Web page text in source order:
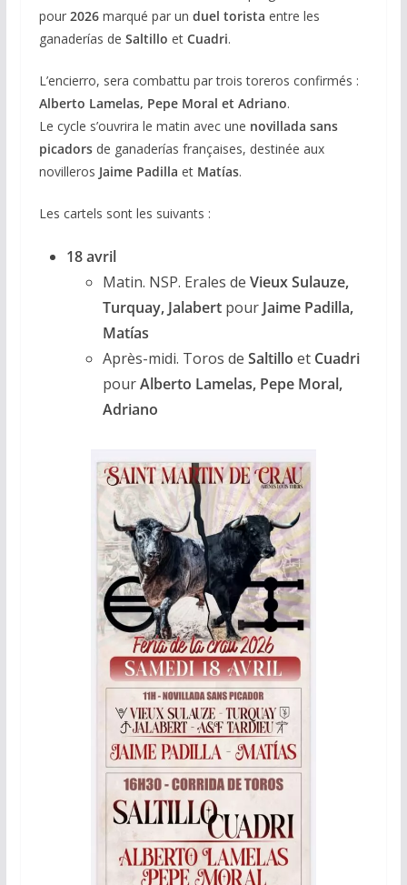
pour 2026marqué par un duel torista entre les
ganaderías de Saltillo et Cuadri.
L’encierro, sera combattu par trois toreros confirmés :
Alberto Lamelas, Pepe Moral et Adriano.
Le cycle s’ouvrira le matin avec une novillada sans
picadorsde ganaderías françaises, destinée aux
novilleros Jaime Padilla et Matías.
Les cartels sont les suivants :
18 avril
Matin. NSP. Erales de Vieux Sulauze,
Turquay, Jalabert pour Jaime Padilla,
Matías
Après-midi. Toros de Saltillo et Cuadri
pourAlberto Lamelas, Pepe Moral,
Adriano